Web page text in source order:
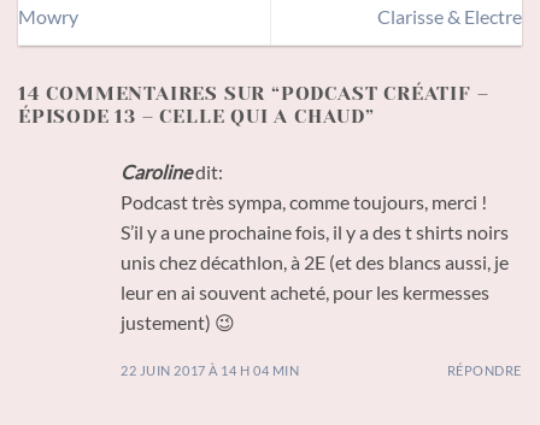
Mowry Clarisse & Electre
14 COMMENTAIRES SUR “PODCAST CRÉATIF –
ÉPISODE 13 – CELLE QUI A CHAUD”
Carolinedit:
Podcast très sympa, comme toujours, merci !
S’il y a une prochaine fois, il y a des t shirts noirs
unis chez décathlon, à 2E (et des blancs aussi, je
leur en ai souvent acheté, pour les kermesses
justement) 😉
22 JUIN 2017 À 14 H 04 MIN RÉPONDRE